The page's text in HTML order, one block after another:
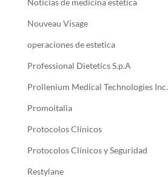
Nouveau Visage
operaciones de estetica
Professional Dietetics S.p.A
Prollenium Medical Technologies Inc.
Promoitalia
Protocolos Clínicos
Protocolos Clínicos y Seguridad
Restylane